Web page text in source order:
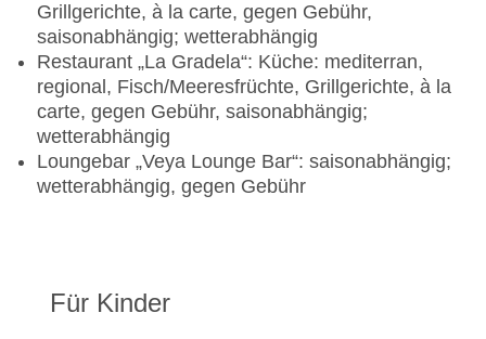
Grillgerichte, à la carte, gegen Gebühr,
saisonabhängig; wetterabhängig
Restaurant „La Gradela“: Küche: mediterran,
regional, Fisch/Meeresfrüchte, Grillgerichte, à la
carte, gegen Gebühr, saisonabhängig;
wetterabhängig
Loungebar „Veya Lounge Bar“: saisonabhängig;
wetterabhängig, gegen Gebühr
Für Kinder